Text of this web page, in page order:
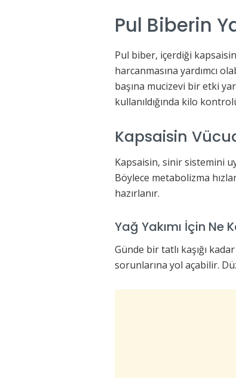
Pul Biberin
Pul biber, içerdiği
harcanmasına yardımcı
başına mucizevi bir etki
kullanıldığında kilo
Kapsaisin
Kapsaisin, sinir sistemini
Böylece metabolizma
hazırlanır.
Yağ Yakımı İçin Ne
Günde bir tatlı kaşığı
sorunlarına yol açabilir.